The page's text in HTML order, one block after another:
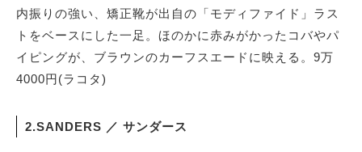
内振りの強い、矯正靴が出自の「モディファイド」ラス
トをベースにした一足。ほのかに赤みがかったコバやパ
イピングが、ブラウンのカーフスエードに映える。9万
4000円(ラコタ)
2.SANDERS ／ サンダース